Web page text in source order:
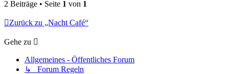
2 Beiträge • Seite 1 von 1
Zurück zu „Nacht Café“
Gehe zu
Allgemeines - Öffentliches Forum
↳ Forum Regeln